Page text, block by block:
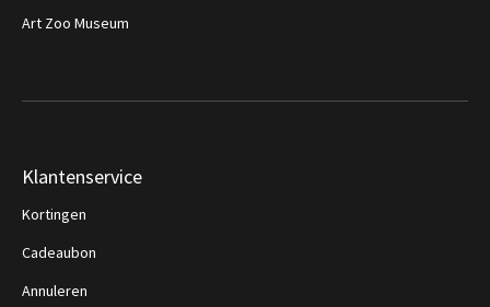
Art Zoo Museum
Klantenservice
Kortingen
Cadeaubon
Annuleren